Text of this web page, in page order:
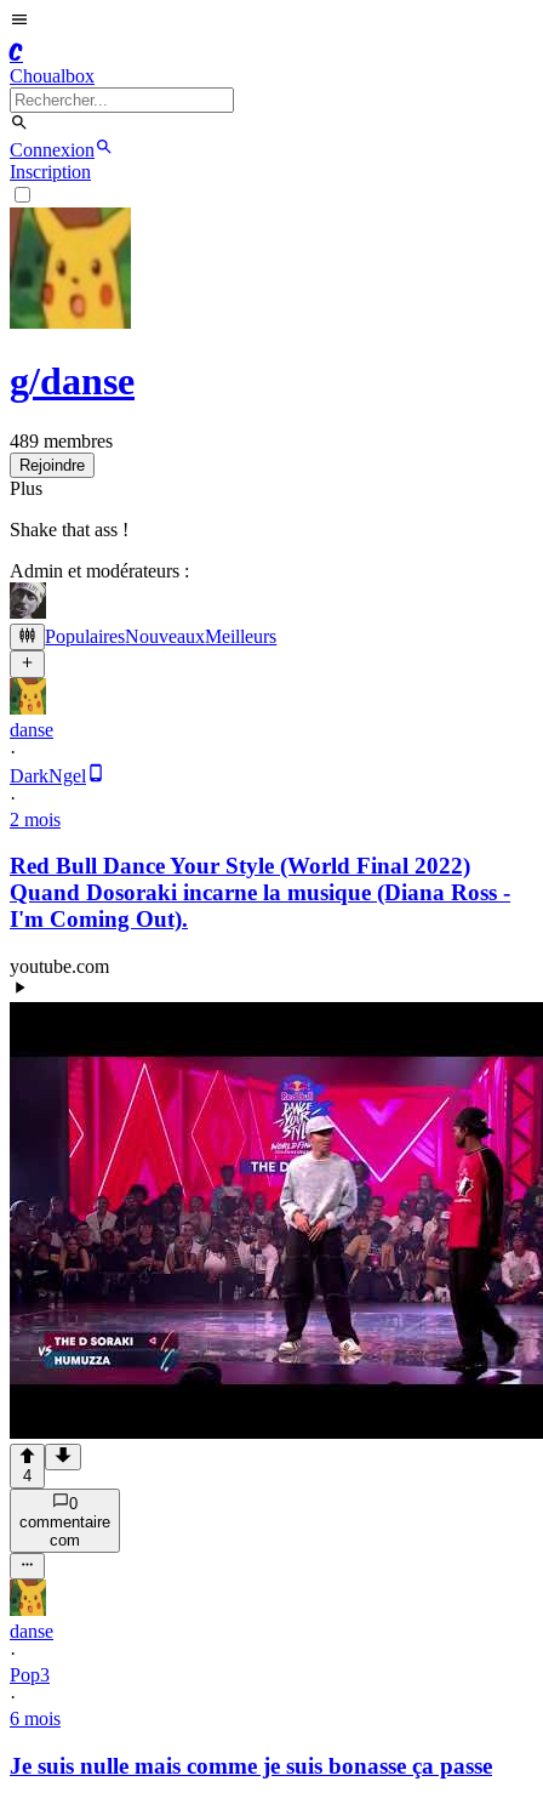
C
Choualbox
Connexion
Inscription
g/danse
489 membres
Rejoindre
Plus
Shake that ass !
Admin et modérateurs :
PopulairesNouveauxMeilleurs
danse
·
DarkNgel
·
2 mois
Red Bull Dance Your Style (World Final 2022)
Quand Dosoraki incarne la musique (Diana Ross -
I'm Coming Out).
youtube.com
4
0
commentaire
com
danse
·
Pop3
·
6 mois
Je suis nulle mais comme je suis bonasse ça passe